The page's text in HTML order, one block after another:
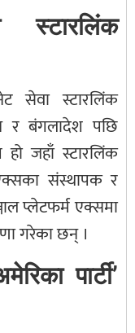
सेवा स्टारलिंक
र बंगलादेश पछि
हो जहाँ स्टारलिंक
संस्थापक र
प्लेटफर्म एक्समा
गरेका छन् ।
पार्टी’